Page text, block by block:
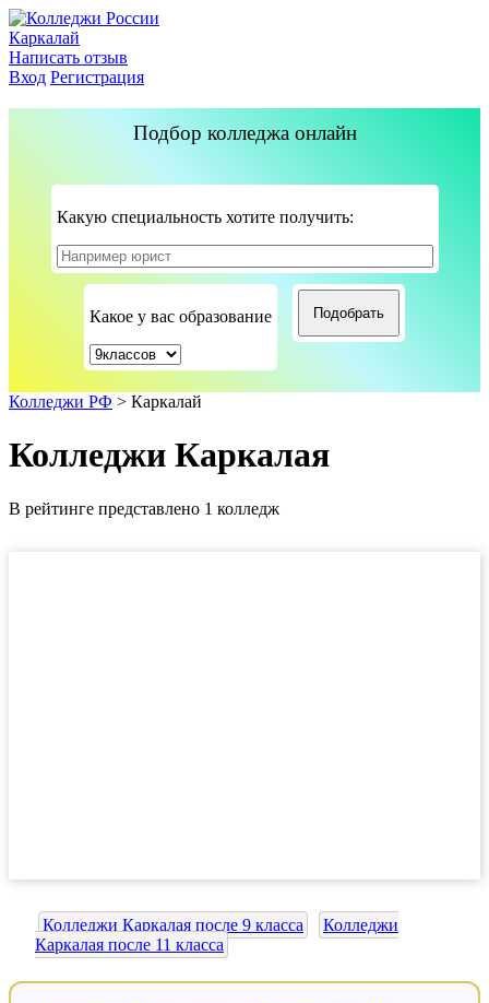
Каркалай
Написать отзыв
Вход Регистрация
Подбор колледжа онлайн
Какую специальность хотите получить:
Какое у вас образование
Колледжи РФ > Каркалай
Колледжи Каркалая
В рейтинге представлено 1 колледж
Колледжи Каркалая после 9 класса
Колледжи
Каркалая после 11 класса